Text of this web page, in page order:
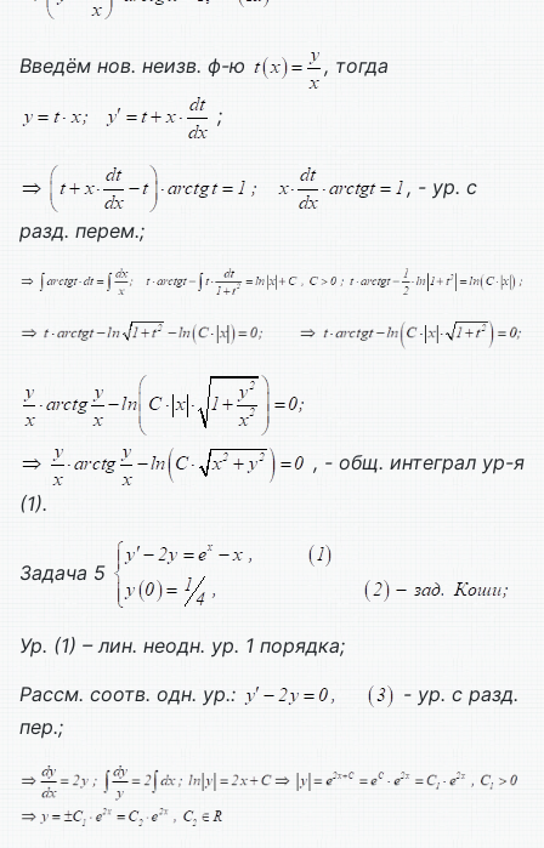
Введём нов. неизв. ф-ю , тогда
;
, - ур. с
разд. перем.;
, - общ. интеграл ур-я
(1).
Задача 5
Ур. (1) – лин. неодн. ур. 1 порядка;
Рассм. соотв. одн. ур.:
- ур. с разд.
пер.;